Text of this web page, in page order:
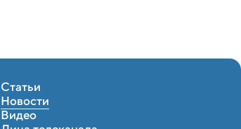
Статьи
Новости
Видео